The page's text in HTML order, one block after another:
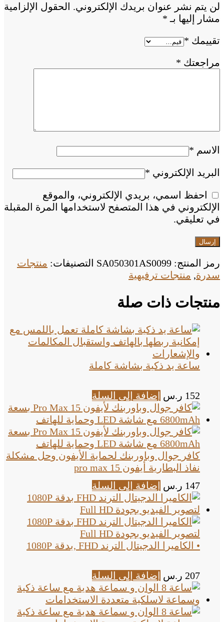
لن يتم نشر عنوان بريدك الإلكتروني. الحقول الإلزامية
مشار إليها بـ *
تقييمك *
مراجعتك *
الاسم *
البريد الإلكتروني *
احفظ اسمي، بريدي الإلكتروني، والموقع
الإلكتروني في هذا المتصفح لاستخدامها المرة المقبلة
في تعليقي.
رمز المنتج: SA050301AS0099 التصنيفات: منتجات
سدرة, منتجات ترفيهية
منتجات ذات صلة
ساعة يد ذكية بشاشة كاملة
152 ر.س إضافة إلى السلة
كافر جوال وباوربنك لحماية الأيفون وحل مشكلة
نفاذ البطارية أيفون 15 pro max
147 ر.س إضافة إلى السلة
• الكاميرا الدجيتال الترند FHD ,بدقة 1080P
207 ر.س إضافة إلى السلة